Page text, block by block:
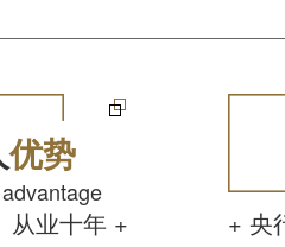
优势
从业十年 + + 央